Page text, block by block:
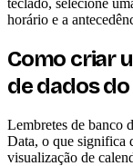
horário e a
Como criar
de dados
Lembretes de banco
Data, o que significa
visualização de